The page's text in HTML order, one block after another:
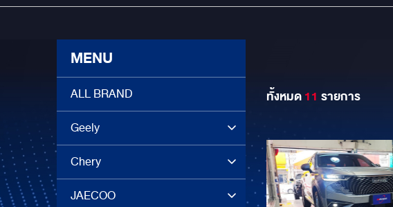
MENU
ALL BRAND
Geely
Chery
JAECOO
ทั้งหมด11 รายการ